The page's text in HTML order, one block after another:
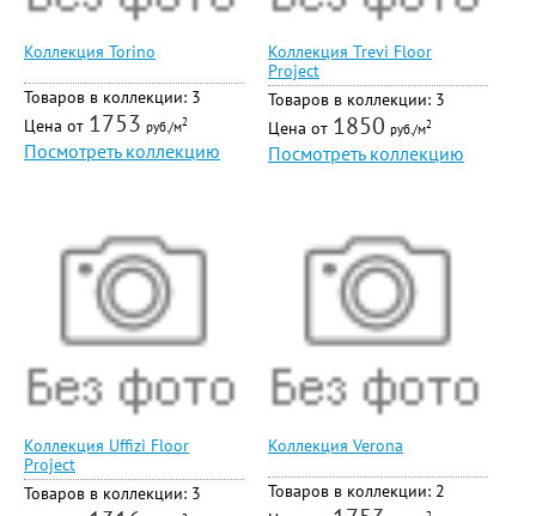
Коллекция Torino
Товаров в коллекции: 3
Цена от 1753 руб./м2
Посмотреть коллекцию
Коллекция Trevi Floor
Project
Товаров в коллекции: 3
Цена от 1850 руб./м2
Посмотреть коллекцию
Коллекция Uffizi Floor
Project
Товаров в коллекции: 3
Коллекция Verona
Товаров в коллекции: 2